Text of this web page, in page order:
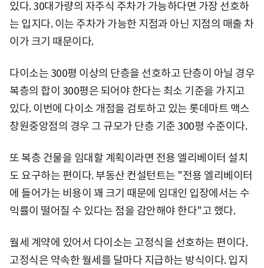
있다. 30대가량의 자주식 주차가 가능하다면 가장 선호하
는 입지다. 이는 주차가 가능한 지점과 아닌 지점의 매출 차
이가 크기 때문이다.
다이소는 300평 이상의 단층을 선호하고 단층이 아닐 경우
복층의 합이 300평은 되어야 한다는 최소 기준을 가지고
있다. 이번에 다이소 개점을 검토하고 있는 롯데마트 맥스
창원중앙점의 경우 그 규모가 단층 기준 300평 수준이다.
또 복층 건물을 임대할 계획이라면 전용 엘리베이터 설치
도 요구하는 편이다. 부동산 컨설턴트는 "전용 엘리베이터
에 들어가는 비용이 꽤 크기 때문에 임대인 입장에서는 수
익률이 떨어질 수 있다는 점을 감안해야 한다"고 했다.
월세 계약에 있어서 다이소는 고정식을 선호하는 편이다.
고정식은 약속한 월세를 달마다 지급하는 방식이다. 입지